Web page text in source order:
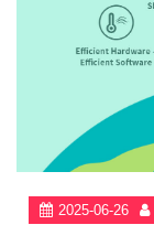
2025-06-26